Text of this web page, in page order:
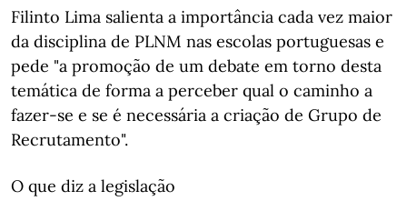
Filinto Lima salienta a importância cada vez maior
da disciplina de PLNM nas escolas portuguesas e
pede "a promoção de um debate em torno desta
temática de forma a perceber qual o caminho a
fazer-se e se é necessária a criação de Grupo de
Recrutamento".
O que diz a legislação